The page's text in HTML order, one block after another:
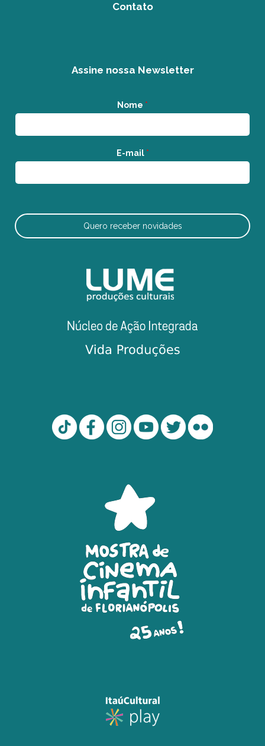
Contato
Assine nossa Newsletter
Nome *
E-mail *
Quero receber novidades